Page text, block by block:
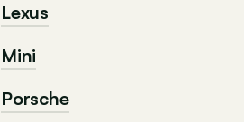
Lexus
Mini
Porsche